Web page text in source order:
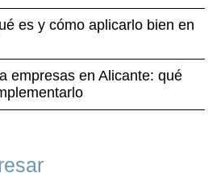
es y cómo aplicarlo bien en
empresas en Alicante: qué